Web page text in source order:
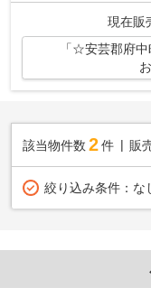
現在販
「☆安芸郡府
該当物件数 2件 販
絞り込み条件： な